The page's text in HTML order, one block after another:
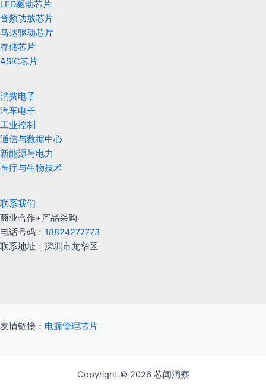
LED驱动芯片
音频功放芯片
马达驱动芯片
存储芯片
ASIC芯片
消费电子
汽车电子
工业控制
通信与数据中心
新能源与电力
医疗与生物技术
联系我们
商业合作+产品采购
电话号码： 18824277773
联系地址：深圳市龙华区
友情链接： 电源管理芯片
Copyright © 2026 芯闻洞察